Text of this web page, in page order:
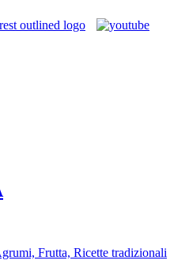
Frutta, Ricette tradizionali